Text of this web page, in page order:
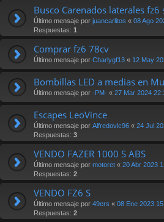
Busco Carenados laterales fz6
Último mensaje por juancarlitos « 08 Ago
Respuestas: 1
Comprar fz6 78cv
Último mensaje por Charlygf13 « 12 May
Bombillas LED a medias en
Último mensaje por -PM- « 27 Mar 2024
Escapes LeoVince
Último mensaje por Alfredovlc96 « 24 Jul
Respuestas: 3
VENDO FAZER 1000 S ABS
Último mensaje por motoret « 20 Abr 2023
Respuestas: 2
VENDO FZ6 S
Último mensaje por 49ers « 08 Ene 2023
Respuestas: 2